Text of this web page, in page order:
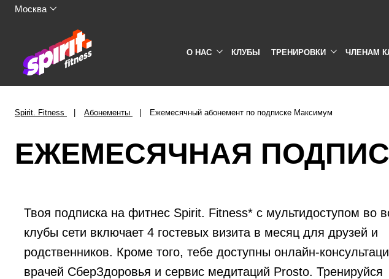
Москва
О НАС КЛУБЫ ТРЕНИРОВКИ ЧЛЕНАМ
Spirit. Fitness Абонементы Ежемесячный абонемент по подписке Максимум
ЕЖЕМЕСЯЧНАЯ
Твоя подписка на фитнес Spirit. Fitness* с мультидоступом во
клубы сети включает 4 гостевых визита в месяц для друзей и
родственников. Кроме того, тебе доступны онлайн-
врачей СберЗдоровья и сервис медитаций Prosto. Тренируйся